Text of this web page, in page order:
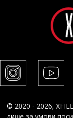
© 2020 - 2026,